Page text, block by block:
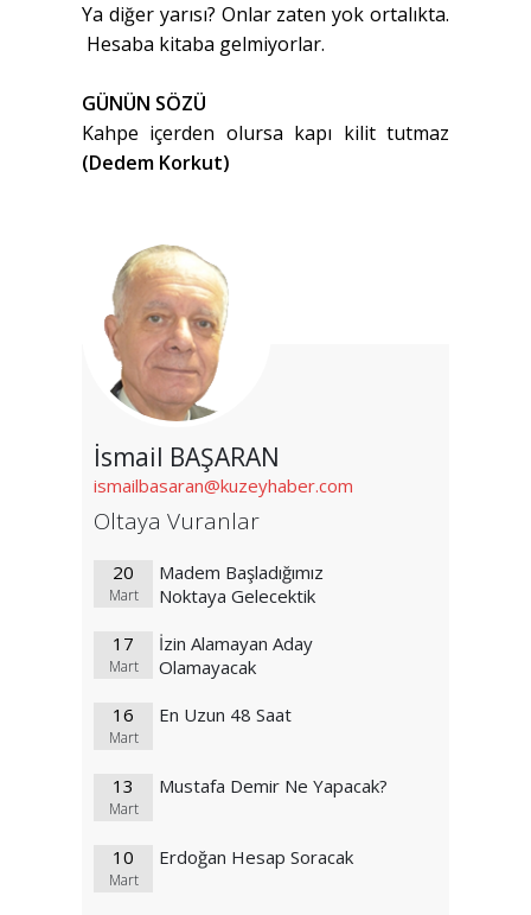
Ya diğer yarısı? Onlar zaten yok ortalıkta.
Hesaba kitaba gelmiyorlar.
GÜNÜN SÖZÜ
Kahpe içerden olursa kapı kilit tutmaz
(Dedem Korkut)
İsmail BAŞARAN
ismailbasaran@kuzeyhaber.com
Oltaya Vuranlar
20
Mart
Madem Başladığımız
Noktaya Gelecektik
17
Mart
İzin Alamayan Aday
Olamayacak
16
Mart
En Uzun 48 Saat
13
Mart
Mustafa Demir Ne Yapacak?
10
Mart
Erdoğan Hesap Soracak